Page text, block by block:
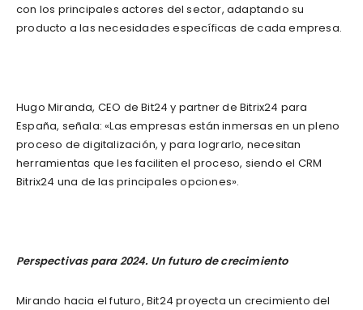
con los principales actores del sector, adaptando su
producto a las necesidades específicas de cada empresa.
Hugo Miranda, CEO de Bit24 y partner de Bitrix24 para
España, señala: «Las empresas están inmersas en un pleno
proceso de digitalización, y para lograrlo, necesitan
herramientas que les faciliten el proceso, siendo el CRM
Bitrix24 una de las principales opciones».
Perspectivas para 2024. Un futuro de crecimiento
Mirando hacia el futuro, Bit24 proyecta un crecimiento del